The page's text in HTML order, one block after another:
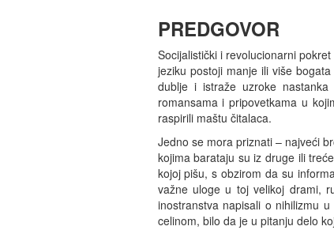
PREDGOVOR
Socijalistički i revolucionarni
jeziku postoji manje ili više
dublje i istraže uzroke
romansama i pripovetkama u
raspirili maštu čitalaca.
Jedno se mora priznati – najveći
kojima barataju su iz druge ili
kojoj pišu, s obzirom da su
važne uloge u toj velikoj drami,
inostranstva napisali o nihilizmu
celinom, bilo da je u pitanju delo